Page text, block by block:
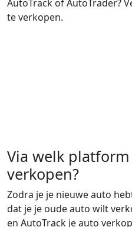
AutoTrack of AutoTrader?
te verkopen.
Via welk
verkopen?
Zodra je je nieuwe auto
dat je je oude auto wilt
en AutoTrack je auto